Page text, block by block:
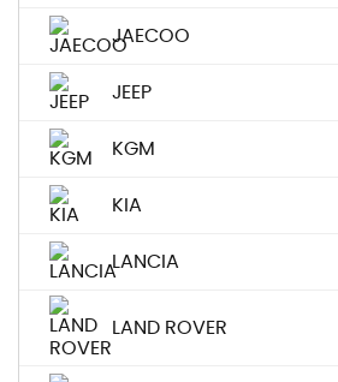
JAECOO
JEEP
KGM
KIA
LANCIA
LAND ROVER